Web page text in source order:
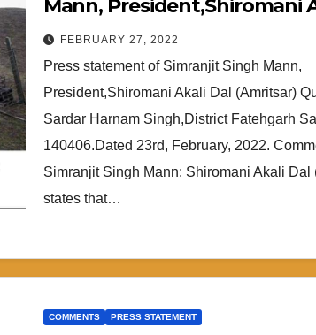
Mann, President,Shiromani
Dal (Amritsar)
FEBRUARY 27, 2022
Press statement of Simranjit Singh Mann,
President,Shiromani Akali Dal (Amritsar)
Sardar Harnam Singh,District Fatehgarh
140406.Dated 23rd, February, 2022.
Simranjit Singh Mann: Shiromani Akali Dal
states that…
COMMENTS PRESS STATEMENT